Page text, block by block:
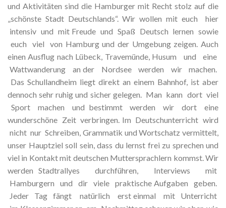
und Aktivitäten sind die Hamburger mit Recht stolz auf die
„schönste Stadt Deutschlands“. Wir wollen mit euch hier
intensiv und mit Freude und Spaß Deutsch lernen sowie
euch viel von Hamburg und der Umgebung zeigen. Auch
einen Ausflug nach Lübeck, Travemünde, Husum und eine
Wattwanderung an der Nordsee werden wir machen.
Das Schullandheim liegt direkt an einem Bahnhof, ist aber
dennoch sehr ruhig und sicher gelegen. Man kann dort viel
Sport machen und bestimmt werden wir dort eine
wunderschöne Zeit verbringen. Im Deutschunterricht wird
nicht nur Schreiben, Grammatik und Wortschatz vermittelt,
unser Hauptziel soll sein, dass du lernst frei zu sprechen und
viel in Kontakt mit deutschen Muttersprachlern kommst. Wir
werden Stadtrallyes durchführen, Interviews mit
Hamburgern und dir viele praktische Aufgaben geben.
Jeder Tag fängt natürlich erst einmal mit Unterricht